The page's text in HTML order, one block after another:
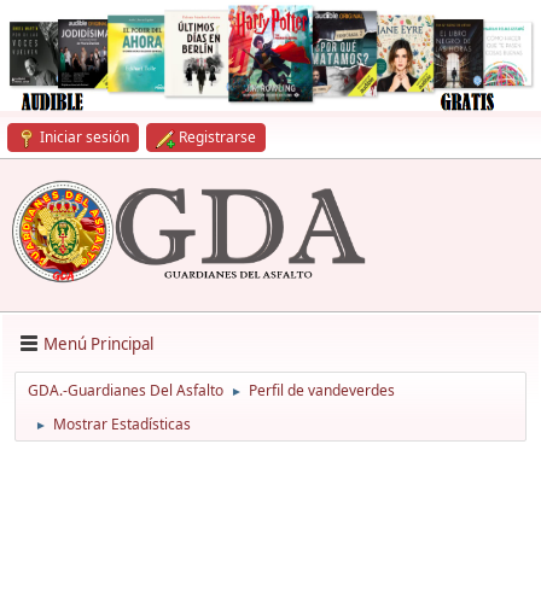
Iniciar sesión Registrarse
Menú Principal
GDA.-Guardianes Del Asfalto ► Perfil de vandeverdes
► Mostrar Estadísticas